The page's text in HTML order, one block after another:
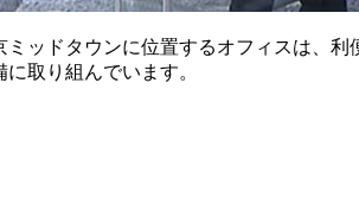
ミッドタウンに位置するオフィスは、
取り組んでいます。